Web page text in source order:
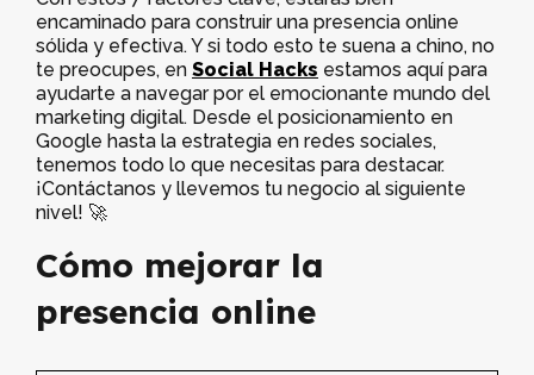
encaminado para construir una presencia online
sólida y efectiva. Y si todo esto te suena a chino, no
te preocupes, en Social Hacks estamos aquí para
ayudarte a navegar por el emocionante mundo del
marketing digital. Desde el posicionamiento en
Google hasta la estrategia en redes sociales,
tenemos todo lo que necesitas para destacar.
¡Contáctanos y llevemos tu negocio al siguiente
nivel! 🚀
Cómo mejorar la
presencia online